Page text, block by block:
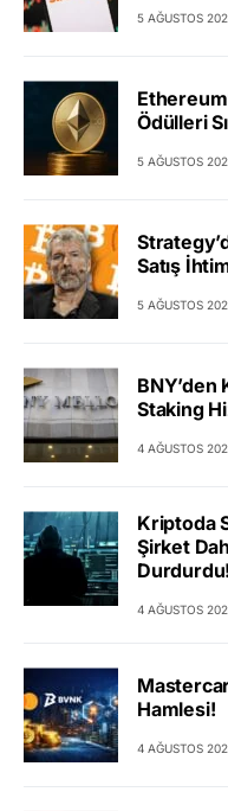
5 AĞUSTOS
Ödülleri
5 AĞUSTOS
Satış
5 AĞUSTOS
BNY’den
Staking
4 AĞUSTOS
Kriptoda
Şirket
Durdurdu!
4 AĞUSTOS
Hamlesi!
4 AĞUSTOS